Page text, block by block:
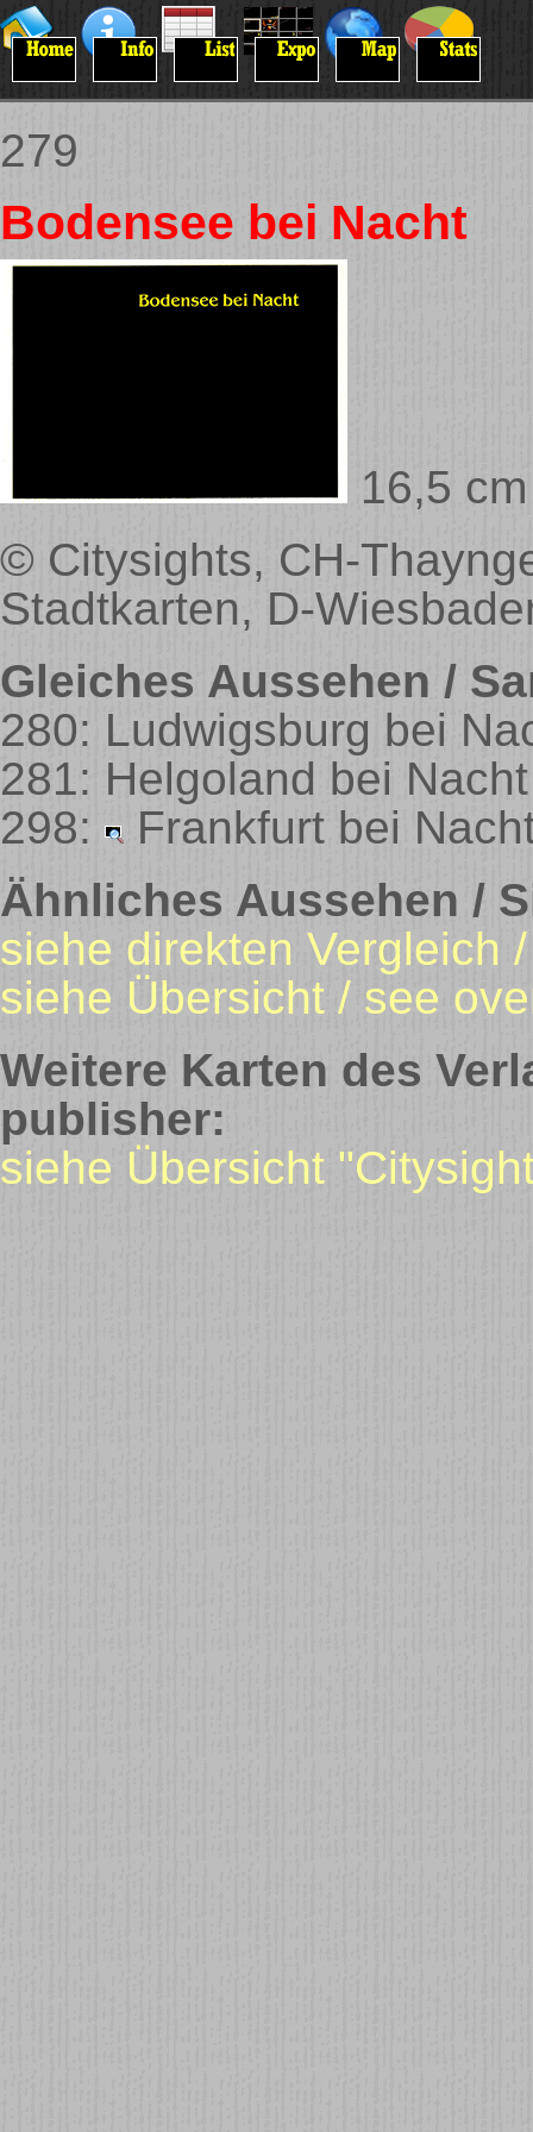
279
Bodensee bei Nacht
16,5
© Citysights, CH-
Stadtkarten, D-
Gleiches Aussehen /
280: Ludwigsburg bei
281: Helgoland bei
298:
Frankfurt bei
Ähnliches Aussehen /
siehe direkten Vergleich
siehe Übersicht / see
Weitere Karten des
publisher:
siehe Übersicht